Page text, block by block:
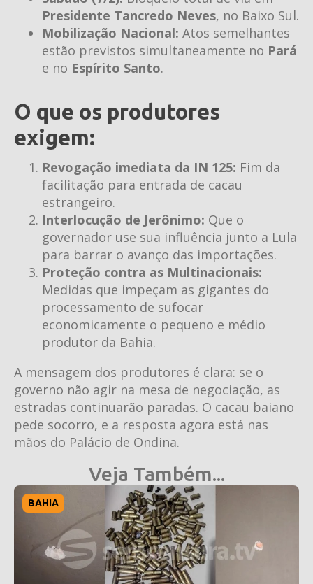
Presidente Tancredo Neves, no Baixo Sul.
Mobilização Nacional: Atos semelhantes
estão previstos simultaneamente no Pará
e no Espírito Santo.
O que os produtores
exigem:
Revogação imediata da IN 125: Fim da
facilitação para entrada de cacau
estrangeiro.
Interlocução de Jerônimo: Que o
governador use sua influência junto a Lula
para barrar o avanço das importações.
Proteção contra as Multinacionais:
Medidas que impeçam as gigantes do
processamento de sufocar
economicamente o pequeno e médio
produtor da Bahia.
A mensagem dos produtores é clara: se o
governo não agir na mesa de negociação, as
estradas continuarão paradas. O cacau baiano
pede socorro, e a resposta agora está nas
mãos do Palácio de Ondina.
Veja Também...
BAHIA